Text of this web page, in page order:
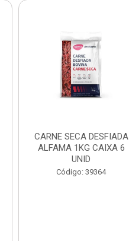
CARNE SECA DESFIADA
ALFAMA 1KG CAIXA 6
UNID
Código: 39364